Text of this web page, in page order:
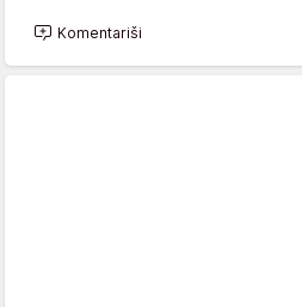
Komentariši